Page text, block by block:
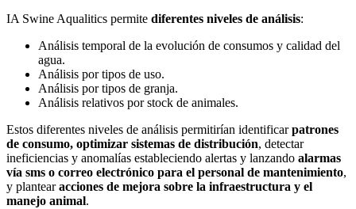
IA Swine Aqualitics permite diferentes niveles de análisis:
Análisis temporal de la evolución de consumos y calidad del
agua.
Análisis por tipos de uso.
Análisis por tipos de granja.
Análisis relativos por stock de animales.
Estos diferentes niveles de análisis permitirían identificarpatrones
de consumo, optimizar sistemas de distribución, detectar
ineficiencias y anomalías estableciendo alertas y lanzando alarmas
vía sms o correo electrónico para el personal de mantenimiento,
y plantearacciones de mejora sobre la infraestructura y el
manejo animal.